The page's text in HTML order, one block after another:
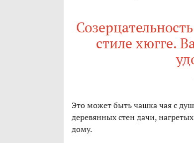
стиле хюгге.
Это может быть чашка чая с
деревянных стен дачи,
дому.